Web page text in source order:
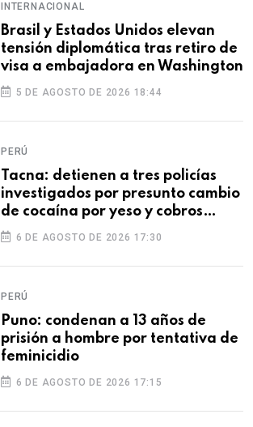
INTERNACIONAL
Brasil y Estados Unidos elevan
tensión diplomática tras retiro de
visa a embajadora en Washington
5 DE AGOSTO DE 2026 18:44
PERÚ
Tacna: detienen a tres policías
investigados por presunto cambio
de cocaína por yeso y cobros
ilegales
6 DE AGOSTO DE 2026 17:30
PERÚ
Puno: condenan a 13 años de
prisión a hombre por tentativa de
feminicidio
6 DE AGOSTO DE 2026 17:15